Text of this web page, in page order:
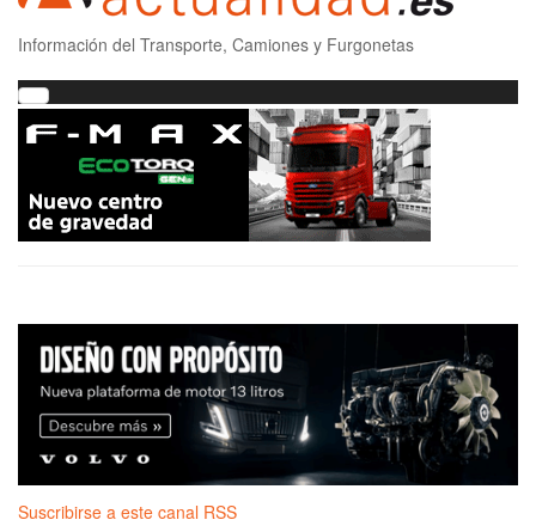
Información del Transporte, Camiones y Furgonetas
Suscribirse a este canal RSS